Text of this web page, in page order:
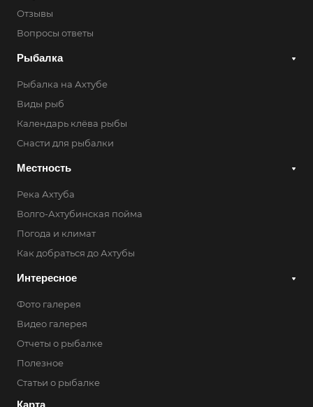
Отзывы
Вопросы ответы
Рыбалка
Рыбалка на Ахтубе
Виды рыб
Календарь клёва рыбы
Снасти для рыбалки
Местность
Река Ахтуба
Волго-Ахтубинская пойма
Погода и климат
Как добраться до Ахтубы
Интересное
Фото галерея
Видео галерея
Отчеты о рыбалке
Полезное
Статьи о рыбалке
Карта